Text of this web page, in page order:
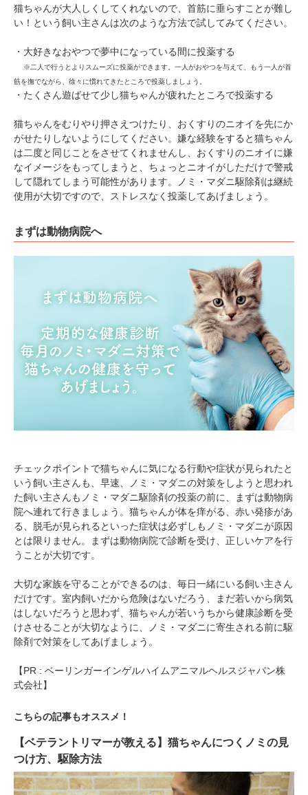
猫ちゃんが大人しくしてくれないので、首筋に垂らすことが難し
い！という飼い主さんは次のような方法で試してみてください。
・大好きなおやつで夢中になっている間に投薬する
※二人で行うとよりスムーズに投薬ができます。一人がおやつを与えて、もう一人が首
筋を撫でながら、徐々に慣れてきたところで投薬しましょう。
・たくさん遊ばせて少し猫ちゃんが疲れたところで投薬する
猫ちゃんをむりやり押さえつけたり、おくすりのニオイを先にか
がせたりしないようにしてください。嫌な経験をすると猫ちゃん
は二度と同じことをさせてくれませんし、おくすりのニオイに嫌
なイメージをもってしまうと、ちょっとニオイがしただけで警戒
して隠れてしまう可能性があります。ノミ・マダニ駆除剤は継続
使用が大切ですので、ストレスなく投薬してあげましょう。
まずは動物病院へ
チェックポイントで猫ちゃんに気になる行動や症状が見られたと
いう飼い主さんも、早速、ノミ・マダニの対策をしようと思われ
た飼い主さんもノミ・マダニ駆除剤の投薬の前に、まずは動物病
院へ連れて行きましょう。猫ちゃんが体を痒がる、赤い発疹があ
る、脱毛が見られるといった症状は必ずしもノミ・マダニが原因
とは限りません。まずは動物病院で診断を受け、正しいケアを行
うことが大切です。
大切な家族を守ることができるのは、毎日一緒にいる飼い主さん
だけです。室内飼いだから危険はないだろう、まだ若いから病気
はしないだろうと思わず、猫ちゃんが若いうちから健康診断を受
けさせることが大切なように、ノミ・マダニに寄生される前に駆
除剤で対策をしてあげましょう。
【PR : ベーリンガーインゲルハイムアニマルヘルスジャパン株
式会社】
こちらの記事もオススメ！
【ベテラントリマーが教える】猫ちゃんにつくノミの見
つけ方、駆除方法